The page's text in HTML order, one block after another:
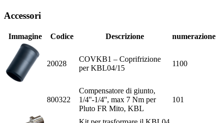
Accessori
Immagine Codice Descrizione numerazione
20028
COVKB1 – Coprifrizione
per KBL04/15
1100
800322
Compensatore di giunto,
1/4''-1/4'', max 7 Nm per
Pluto FR Mito, KBL
101